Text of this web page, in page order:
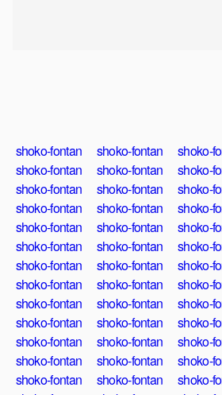
shoko-fontan shoko-fontan shoko-
shoko-fontan
shoko-fontan shoko-
shoko-fontan
shoko-fontan shoko-
shoko-fontan
shoko-fontan shoko-
shoko-fontan
shoko-fontan shoko-
shoko-fontan
shoko-fontan shoko-
shoko-fontan
shoko-fontan shoko-
shoko-fontan
shoko-fontan shoko-
shoko-fontan
shoko-fontan shoko-
shoko-fontan
shoko-fontan shoko-
shoko-fontan
shoko-fontan shoko-
shoko-fontan
shoko-fontan shoko-
shoko-fontan
shoko-fontan shoko-